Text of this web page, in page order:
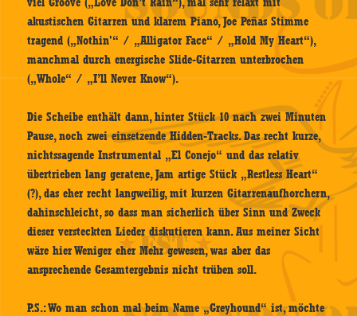
akustischen Gitarren und klarem Piano, Joe Peñas Stimme
tragend („Nothin'“ / „Alligator Face“ / „Hold My Heart“),
manchmal durch energische Slide-Gitarren unterbrochen
(„Whole“ / „I’ll Never Know“).
Die Scheibe enthält dann, hinter Stück 10 nach zwei Minuten
Pause, noch zwei einsetzende Hidden-Tracks. Das recht kurze,
nichtssagende Instrumental „El Conejo“ und das relativ
übertrieben lang geratene, Jam artige Stück „Restless Heart“
(?), das eher recht langweilig, mit kurzen Gitarrenaufhorchern,
dahinschleicht, so dass man sicherlich über Sinn und Zweck
dieser versteckten Lieder diskutieren kann. Aus meiner Sicht
wäre hier Weniger eher Mehr gewesen, was aber das
ansprechende Gesamtergebnis nicht trüben soll.
P.S.: Wo man schon mal beim Name „Greyhound“ ist, möchte